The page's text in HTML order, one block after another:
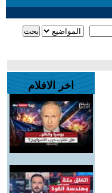
اخر الافلام